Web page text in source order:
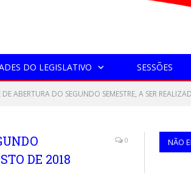
DO LEGISLATIVO SESSÕES
ABERTURA DO SEGUNDO SEMESTRE, A SER
DE 2018
0 NÃO